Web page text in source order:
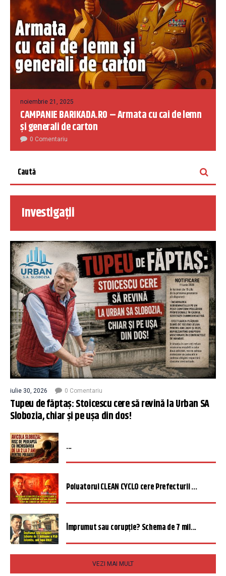
noiembrie 21, 2025
CAMPANIE BARIKADA.RO – Armata cu cai de lemn
și generali de carton
0 Comentariu
Investigații
iulie 30, 2026 0 Comentariu
Tupeu de făptaș: Stoicescu cere să revină la Urban SA
Slobozia, chiar și pe ușa din dos!
...
Poluatorul CLEAN CYCLO cere Prefecturii ...
Împrumut sau corupție? Schema de 7 mil...
VEZI MAI MULT